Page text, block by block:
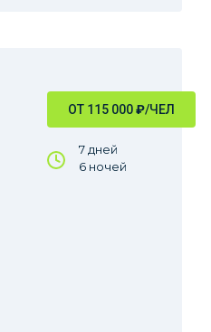
ОТ 115 000₽/ЧЕЛ
7 дней
6 ночей